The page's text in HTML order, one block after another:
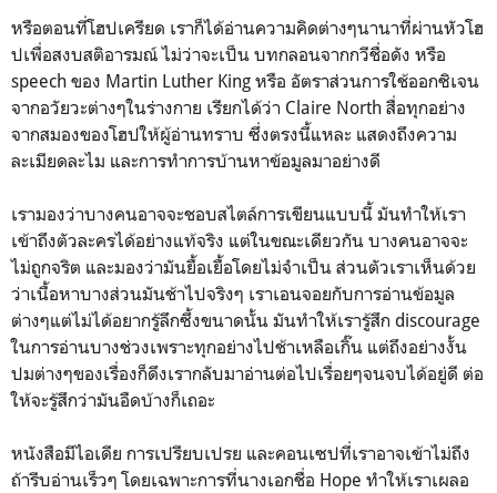
หรือตอนที่โฮปเครียด เราก็ได้อ่านความคิดต่างๆนานาที่ผ่านหัวโฮ
ปเพื่อสงบสติอารมณ์ ไม่ว่าจะเป็น บทกลอนจากกวีชื่อดัง หรือ
speech ของ Martin Luther King หรือ อัตราส่วนการใช้ออกซิเจน
จากอวัยวะต่างๆในร่างกาย เรียกได้ว่า Claire North สื่อทุกอย่าง
จากสมองของโฮปให้ผู้อ่านทราบ ซึ่งตรงนี้แหละ แสดงถึงความ
ละเมียดละไม และการทำการบ้านหาข้อมูลมาอย่างดี
เรามองว่าบางคนอาจจะชอบสไตล์การเขียนแบบนี้ มันทำให้เรา
เข้าถึงตัวละครได้อย่างแท้จริง แต่ในขณะเดียวกัน บางคนอาจจะ
ไม่ถูกจริต และมองว่ามันยื้อเยื้อโดยไม่จำเป็น ส่วนตัวเราเห็นด้วย
ว่าเนื้อหาบางส่วนมันช้าไปจริงๆ เราเอนจอยกับการอ่านข้อมูล
ต่างๆแต่ไม่ได้อยากรู้ลึกซึ้งขนาดนั้น มันทำให้เรารู้สึก discourage
ในการอ่านบางช่วงเพราะทุกอย่างไปช้าเหลือเกิ๊น แต่ถึงอย่างงั้น
ปมต่างๆของเรื่องก็ดึงเรากลับมาอ่านต่อไปเรื่อยๆจนจบได้อยู่ดี ต่อ
ให้จะรู้สึกว่ามันอืดบ้างก็เถอะ
หนังสือมีไอเดีย การเปรียบเปรย และคอนเซปที่เราอาจเข้าไม่ถึง
ถ้ารีบอ่านเร็วๆ โดยเฉพาะการที่นางเอกชื่อ Hope ทำให้เราเผลอ